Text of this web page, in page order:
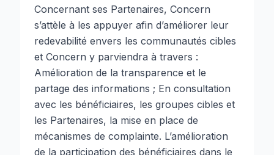
Concernant ses Partenaires, Concern
s’attèle à les appuyer afin d’améliorer leur
redevabilité envers les communautés cibles
et Concern y parviendra à travers :
Amélioration de la transparence et le
partage des informations ; En consultation
avec les bénéficiaires, les groupes cibles et
les Partenaires, la mise en place de
mécanismes de complainte. L’amélioration
de la participation des bénéficiaires dans le